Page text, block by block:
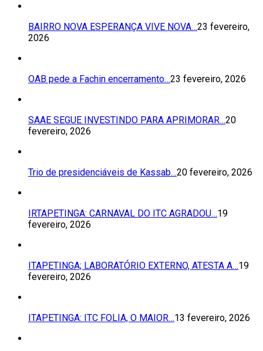
BAIRRO NOVA ESPERANÇA VIVE NOVA…23 fevereiro,
2026
OAB pede a Fachin encerramento…23 fevereiro, 2026
SAAE SEGUE INVESTINDO PARA APRIMORAR…20
fevereiro, 2026
Trio de presidenciáveis de Kassab…20 fevereiro, 2026
IRTAPETINGA: CARNAVAL DO ITC AGRADOU…19
fevereiro, 2026
ITAPETINGA; LABORATÓRIO EXTERNO, ATESTA A…19
fevereiro, 2026
ITAPETINGA: ITC FOLIA, O MAIOR…13 fevereiro, 2026